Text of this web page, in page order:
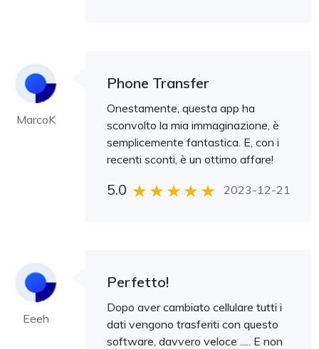
MarcoK
Phone Transfer
Onestamente, questa app ha
sconvolto la mia immaginazione, è
semplicemente fantastica. E, con i
recenti sconti, è un ottimo affare!
5.0 2023-12-21
Eeeh
Perfetto!
Dopo aver cambiato cellulare tutti i
dati vengono trasferiti con questo
software, davvero veloce ..... E non